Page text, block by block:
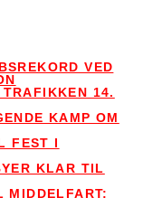
VED
14.
KAMP OM
FEST I
KLAR TIL
MIDDELFART: